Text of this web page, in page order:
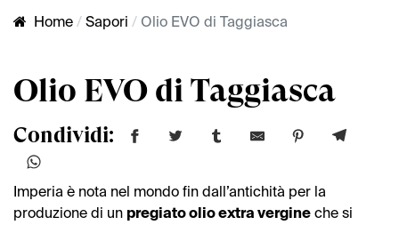
Home Sapori Olio EVO di Taggiasca
Olio EVO di Taggiasca
Condividi:
Imperia è nota nel mondo fin dall’antichità per la
produzione di un pregiato olio extra vergine che si